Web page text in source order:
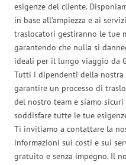
esigenze del cliente.
in base all’ampiezza e ai
traslocatori gestiranno le tue
garantendo che nulla si
ideali per il lungo viaggio da
Tutti i dipendenti della nostra
garantire un processo di
del nostro team e siamo
soddisfare tutte le tue
Ti invitiamo a contattare la
informazioni sui costi e sui
gratuito e senza impegno. Il